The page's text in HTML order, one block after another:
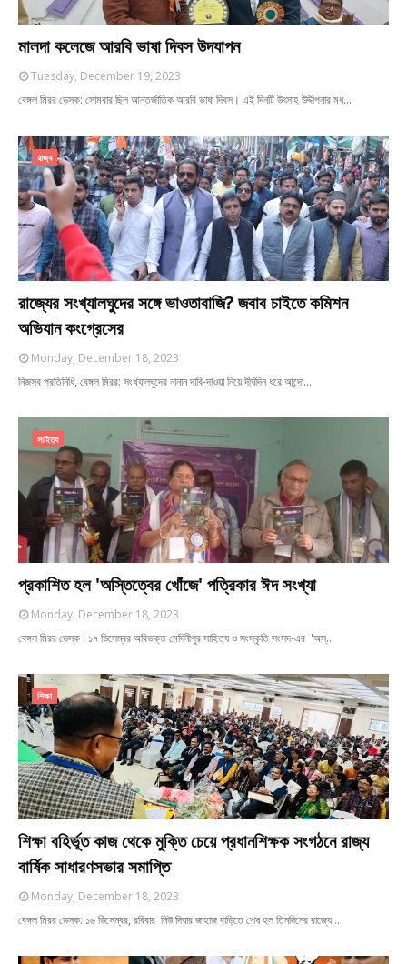
মালদা কলেজে আরবি ভাষা দিবস উদযাপন
Tuesday, December 19, 2023
বেঙ্গল মিরর ডেস্ক: সোমবার ছিল আন্তর্জাতিক আরবি ভাষা দিবস। এই দিনটি উৎসাহ উদ্দীপনার মধ্…
রাজ্য
রাজ্যের সংখ্যালঘুদের সঙ্গে ভাওতাবাজি? জবাব চাইতে কমিশন
অভিযান কংগ্রেসের
Monday, December 18, 2023
নিজস্ব প্রতিনিধি, বেঙ্গল মিরর: সংখ্যালঘুদের নানান দাবি-দাওয়া নিয়ে দীর্ঘদিন ধরে আন্দো…
সাহিত্য
প্রকাশিত হল 'অস্তিত্বের খোঁজে' পত্রিকার ঈদ সংখ্যা
Monday, December 18, 2023
বেঙ্গল মিরর ডেস্ক : ১৭ ডিসেম্বর অবিভক্ত মেদিনীপুর সাহিত্য ও সংস্কৃতি সংসদ-এর 'অস্…
শিক্ষা
শিক্ষা বহির্ভূত কাজ থেকে মুক্তি চেয়ে প্রধানশিক্ষক সংগঠনে রাজ্য
বার্ষিক সাধারণসভার সমাপ্তি
Monday, December 18, 2023
বেঙ্গল মিরর ডেস্ক: ১৬ ডিসেম্বর, রবিবার নিউ দিঘার জাহাজ বাড়িতে শেষ হল তিনদিনের রাজ্যে…